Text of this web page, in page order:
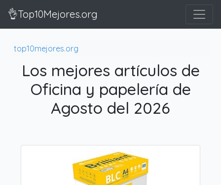
👌Top10Mejores.org
top10mejores.org
Los mejores artículos de
Oficina y papelería de
Agosto del 2026